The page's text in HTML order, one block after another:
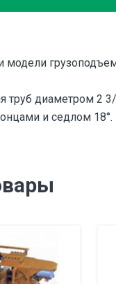
модели
труб диаметром 2
и седлом 18°.